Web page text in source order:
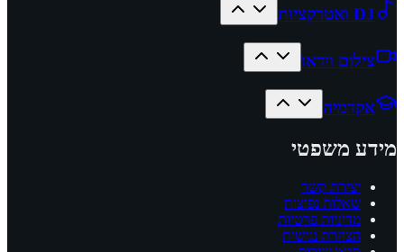
DJ ואטרקציות
צילום וידאו
אקדמיה
מידע משפטי
יצירת קשר
שאלות נפוצות
מדיניות פרטיות
הצהרת נגישות